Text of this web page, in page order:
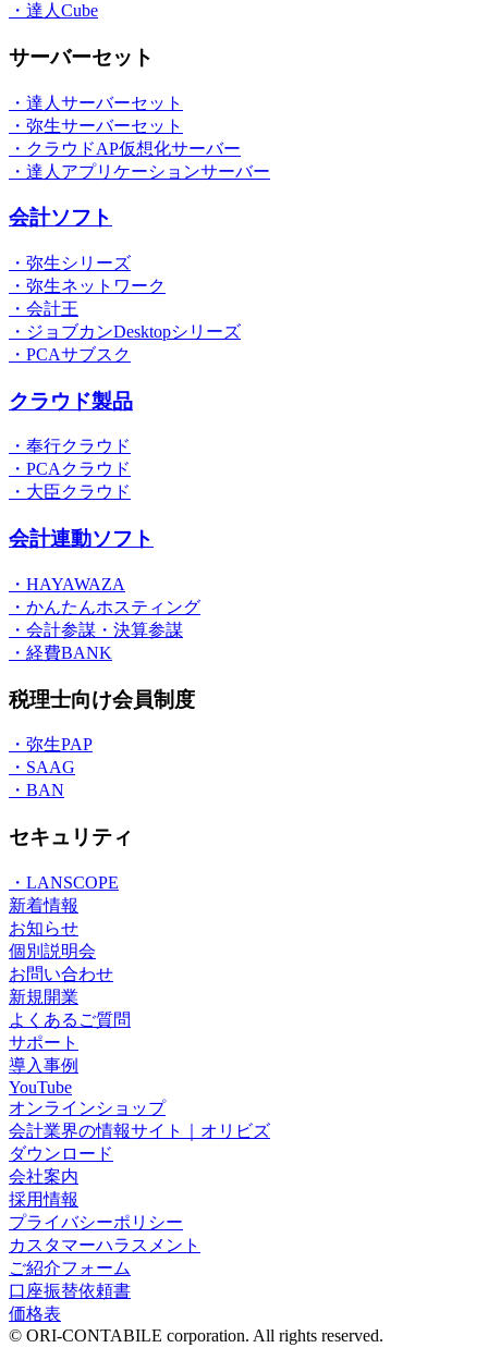
・達人Cube
サーバーセット
・達人サーバーセット
・弥生サーバーセット
・クラウドAP仮想化サーバー
・達人アプリケーションサーバー
会計ソフト
・弥生シリーズ
・弥生ネットワーク
・会計王
・ジョブカンDesktopシリーズ
・PCAサブスク
クラウド製品
・奉行クラウド
・PCAクラウド
・大臣クラウド
会計連動ソフト
・HAYAWAZA
・かんたんホスティング
・会計参謀・決算参謀
・経費BANK
税理士向け会員制度
・弥生PAP
・SAAG
・BAN
セキュリティ
・LANSCOPE
新着情報
お知らせ
個別説明会
お問い合わせ
新規開業
よくあるご質問
サポート
導入事例
YouTube
オンラインショップ
会計業界の情報サイト｜オリビズ
ダウンロード
会社案内
採用情報
プライバシーポリシー
カスタマーハラスメント
ご紹介フォーム
口座振替依頼書
価格表
© ORI-CONTABILE corporation. All rights reserved.